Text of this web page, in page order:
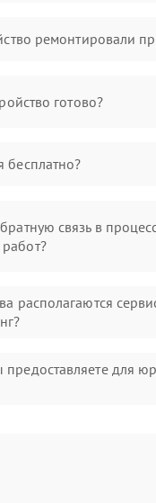
ремонтировали
готово?
бесплатно?
связь в
располагаются
для